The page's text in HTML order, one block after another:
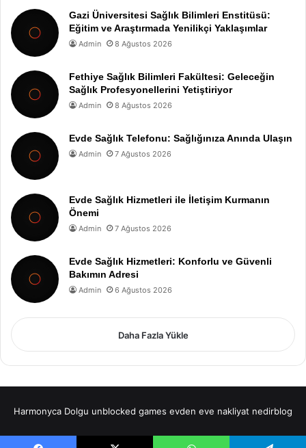
Gazi Üniversitesi Sağlık Bilimleri Enstitüsü:
Eğitim ve Araştırmada Yenilikçi Yaklaşımlar
Admin 8 Ağustos 2026
Fethiye Sağlık Bilimleri Fakültesi: Geleceğin
Sağlık Profesyonellerini Yetiştiriyor
Admin 8 Ağustos 2026
Evde Sağlık Telefonu: Sağlığınıza Anında Ulaşın
Admin 7 Ağustos 2026
Evde Sağlık Hizmetleri ile İletişim Kurmanın
Önemi
Admin 7 Ağustos 2026
Evde Sağlık Hizmetleri: Konforlu ve Güvenli
Bakımın Adresi
Admin 6 Ağustos 2026
Daha Fazla Yükle
Harmonyca Dolgu unblocked games evden eve nakliyat nedirblog